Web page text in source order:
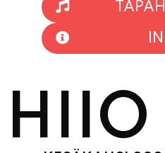
KESÄKAUSI
14:00!